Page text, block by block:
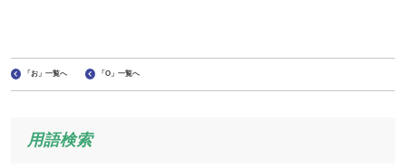
「お」一覧へ 「O」一覧へ
用語検索